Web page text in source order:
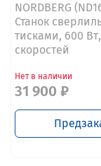
NORDBERG
Станок
тисками, 600
скоростей
Нет в наличии
31 900 ₽